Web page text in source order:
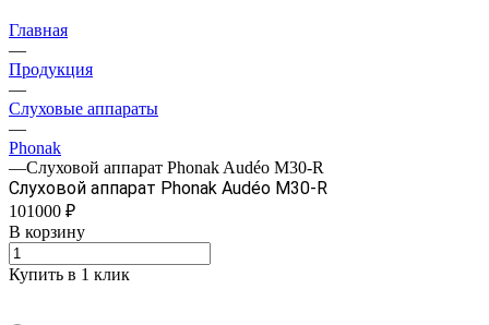
Главная
—
Продукция
—
Слуховые аппараты
—
Phonak
—Слуховой аппарат Phonak Audéo М30-R
Слуховой аппарат Phonak Audéo М30-R
101000 ₽
В корзину
Купить в 1 клик